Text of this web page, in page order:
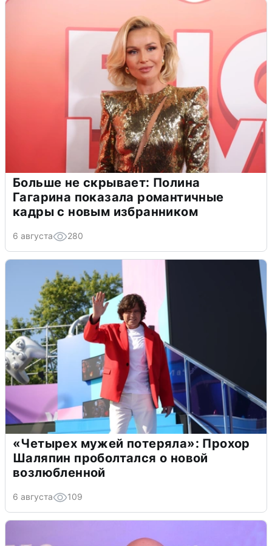
Больше не скрывает: Полина
Гагарина показала романтичные
кадры с новым избранником
6 августа 280
«Четырех мужей потеряла»: Прохор
Шаляпин проболтался о новой
возлюбленной
6 августа 109